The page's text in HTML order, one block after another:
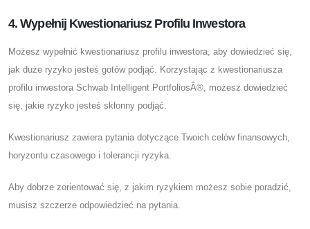
4. Wypełnij Kwestionariusz Profilu Inwestora
Możesz wypełnić kwestionariusz profilu inwestora, aby dowiedzieć się,
jak duże ryzyko jesteś gotów podjąć. Korzystając z kwestionariusza
profilu inwestora Schwab Intelligent PortfoliosÂ®, możesz dowiedzieć
się, jakie ryzyko jesteś skłonny podjąć.
Kwestionariusz zawiera pytania dotyczące Twoich celów finansowych,
horyzontu czasowego i tolerancji ryzyka.
Aby dobrze zorientować się, z jakim ryzykiem możesz sobie poradzić,
musisz szczerze odpowiedzieć na pytania.